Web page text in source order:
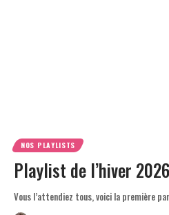
NOS PLAYLISTS
Playlist de l’hiver
Vous l’attendiez tous, voici la première